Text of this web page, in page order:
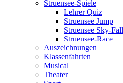
Struensee-Spiele
Lehrer Quiz
Struensee Jump
Struensee Sky-Fall
Struensee-Race
Auszeichnungen
Klassenfahrten
Musical
Theater